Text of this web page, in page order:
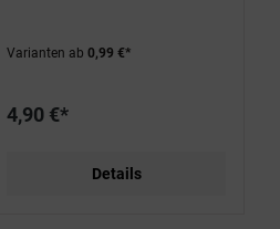
Varianten ab 0,99 €*
4,90 €*
Details